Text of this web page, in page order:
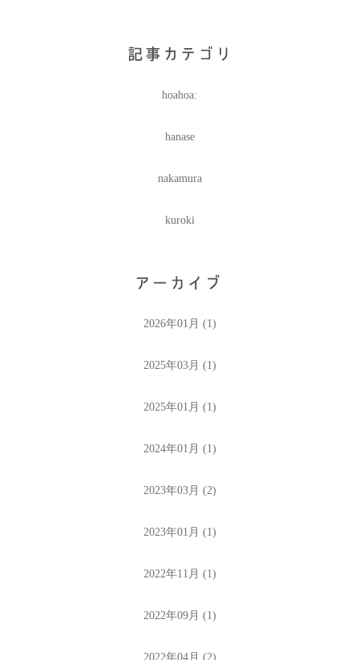
hoahoa:
hanase
nakamura
kuroki
2026年01月 (1)
2025年03月 (1)
2025年01月 (1)
2024年01月 (1)
2023年03月 (2)
2023年01月 (1)
2022年11月 (1)
2022年09月 (1)
2022年04月 (2)